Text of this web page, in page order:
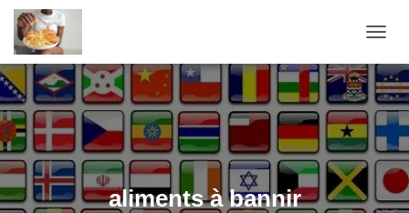
aliments à bannir